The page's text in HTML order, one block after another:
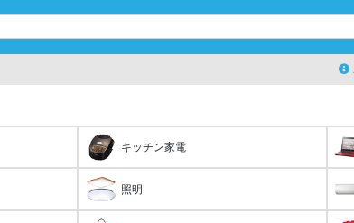
キッチン家電
照明